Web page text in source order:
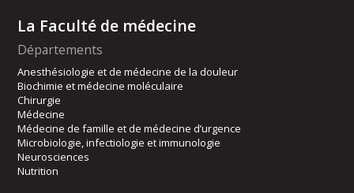
La Faculté de médecine
Départements
Anesthésiologie et de médecine de la douleur
Biochimie et médecine moléculaire
Chirurgie
Médecine
Médecine de famille et de médecine d’urgence
Microbiologie, infectiologie et immunologie
Neurosciences
Nutrition